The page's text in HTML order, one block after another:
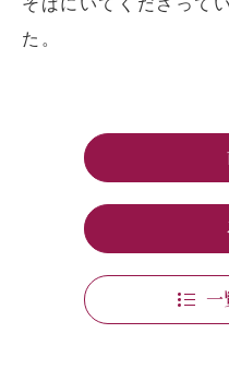
そばにいてくださって
た。
一